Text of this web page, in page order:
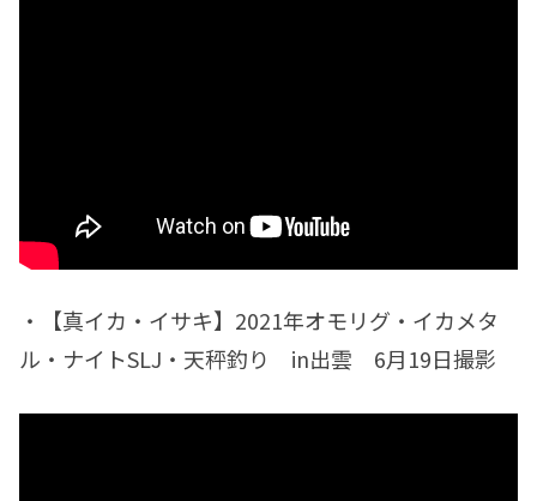
・【真イカ・イサキ】2021年オモリグ・イカメタ
ル・ナイトSLJ・天秤釣り in出雲 6月19日撮影